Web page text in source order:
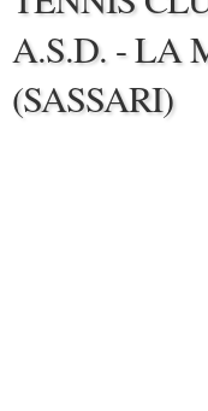
A.S.D. - LA
(SASSARI)